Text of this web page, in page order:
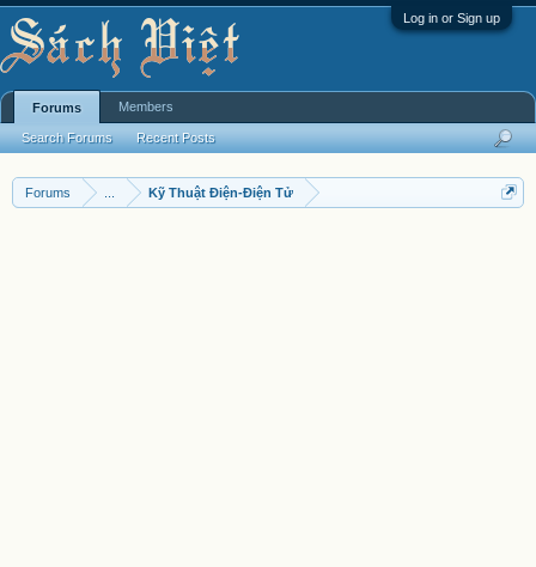
Log in or Sign up
Forums Kỹ Thuật Điện-Điện Tử
Forums
Search Forums Recent Posts
Members